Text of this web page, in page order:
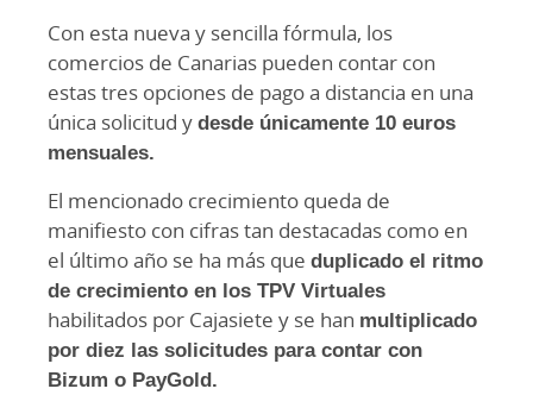
Con esta nueva y sencilla fórmula, los
comercios de Canarias pueden contar con
estas tres opciones de pago a distancia en una
única solicitud ydesde únicamente 10 euros
mensuales.
El mencionado crecimiento queda de
manifiesto con cifras tan destacadas como en
el último año se ha más que duplicado el ritmo
de crecimiento en los TPV Virtuales
habilitados por Cajasiete y se han multiplicado
por diez las solicitudes para contar con
Bizum o PayGold.